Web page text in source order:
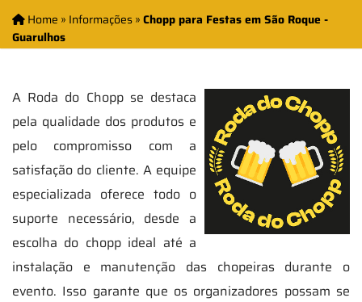
Home » Informações»Chopp para Festas em São Roque -
Guarulhos
A Roda do Chopp se destaca
pela qualidade dos produtos e
pelo compromisso com a
satisfação do cliente. A equipe
especializada oferece todo o
suporte necessário, desde a
escolha do chopp ideal até a
instalação e manutenção das chopeiras durante o
evento. Isso garante que os organizadores possam se